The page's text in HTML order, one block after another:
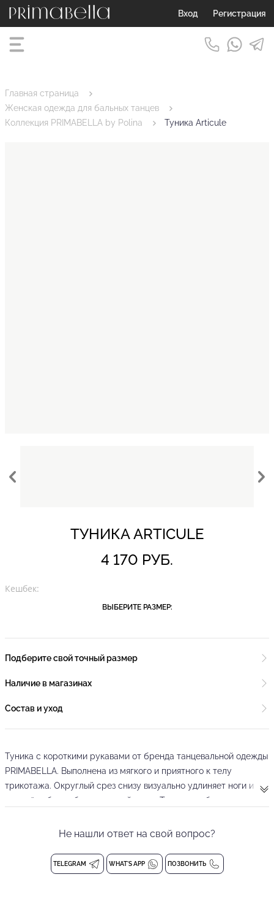
Вход Регистрация
Главная страница
Женская одежда для бальных танцев
Коллекция PRIMABELLA by Polina
Туника Articule
ТУНИКА ARTICULE
4 170 РУБ.
Кешбек:
ВЫБЕРИТЕ РАЗМЕР:
Подберите свой точный размер
Наличие в магазинах
Состав и уход
Туника с короткими рукавами от бренда танцевальной одежды
PRIMABELLA. Выполнена из мягкого и приятного к телу
трикотажа. Округлый срез снизу визуально удлиняет ноги и
придаёт образу больше стройности. Туника свободного кроя
танце и на тренировке.
Высококачественный материал имеет высокий уровень
износостойкости, благодаря чему модель будет долго
Не нашли ответ на свой вопрос?
TELEGRAM WHAT'S APP ПОЗВОНИТЬ